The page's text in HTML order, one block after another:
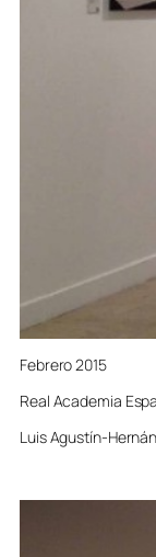
Febrero 2015
Real Academia
Luis Agustín-